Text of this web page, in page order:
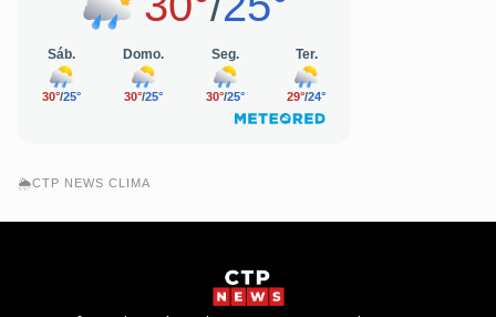
🌦️CTP NEWS CLIMA